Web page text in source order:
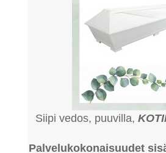
Siipi vedos, puuvilla,
Palvelukokonaisuudet